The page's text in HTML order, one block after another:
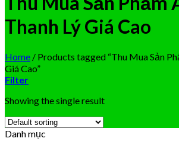
Thanh Lý Giá Cao
Home / Products tagged “Thu Mua Sản
Giá Cao”
Filter
Showing the single result
Danh mục